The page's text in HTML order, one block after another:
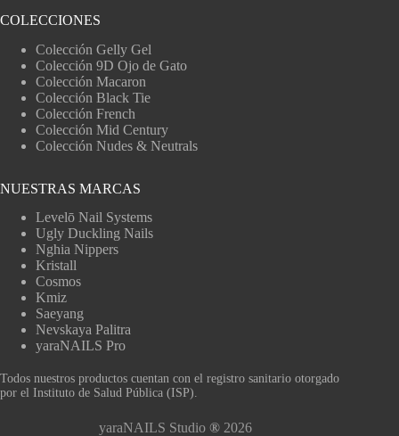
COLECCIONES
Colección Gelly Gel
Colección 9D Ojo de Gato
Colección Macaron
Colección Black Tie
Colección French
Colección Mid Century
Colección Nudes & Neutrals
NUESTRAS MARCAS
Levelō Nail Systems
Ugly Duckling Nails
Nghia Nippers
Kristall
Cosmos
Kmiz
Saeyang
Nevskaya Palitra
yaraNAILS Pro
Todos nuestros productos cuentan con el registro sanitario otorgado
por el Instituto de Salud Pública (ISP).
yaraNAILS Studio® 2026